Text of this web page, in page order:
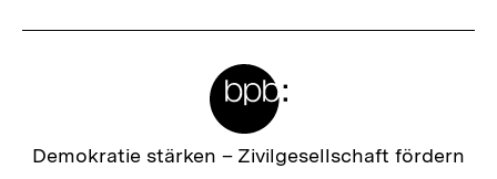
Zur
Demokratie stärken – Zivilgesellschaft fördern